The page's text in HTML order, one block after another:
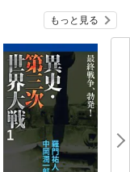
もっと見る